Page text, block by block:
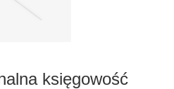
księgowość